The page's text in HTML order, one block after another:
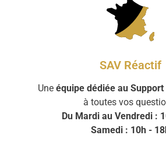
SAV Réactif
Une équipe dédiée au Support
à toutes vos
Du Mardi au Vendredi :
Samedi : 10h -